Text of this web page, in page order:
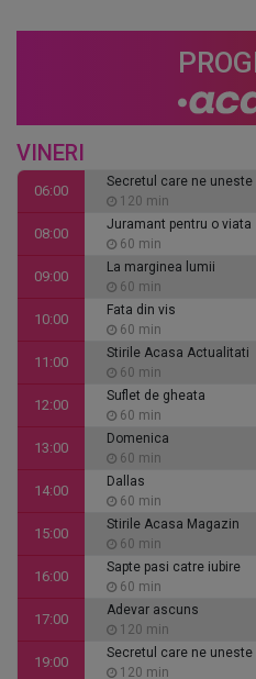
VINERI
06:00
Secretul care ne uneste
120 min
08:00
Juramant pentru o viata
60 min
09:00
La marginea lumii
60 min
10:00
Fata din vis
60 min
11:00
Stirile Acasa Actualitati
60 min
12:00
Suflet de gheata
60 min
13:00
Domenica
60 min
14:00
Dallas
60 min
15:00
Stirile Acasa Magazin
60 min
16:00
Sapte pasi catre iubire
60 min
17:00
Adevar ascuns
120 min
19:00
Secretul care ne uneste
120 min